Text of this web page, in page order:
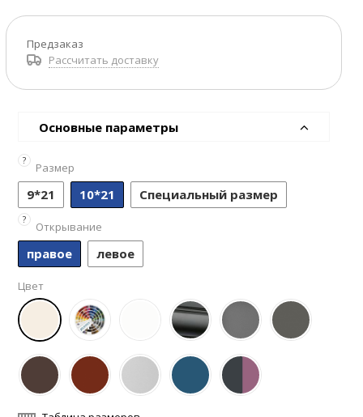
Предзаказ
Рассчитать доставку
Основные параметры
?
Размер
9*21 10*21 Специальный размер
?
Открывание
правое левое
Цвет